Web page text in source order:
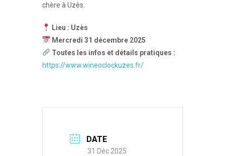
chère à Uzès.
Lieu : Uzès
Mercredi 31 décembre 2025
Toutes les infos et détails pratiques :
https://www.wineoclockuzes.fr/
DATE
31 Déc 2025